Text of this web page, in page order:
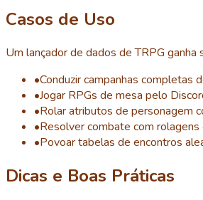
Casos de Uso
Um lançador de dados de TRPG
•Conduzir campanhas completas
•Jogar RPGs de mesa pelo
•Rolar atributos de personagem
•Resolver combate com
•Povoar tabelas de encontros
Dicas e Boas Práticas